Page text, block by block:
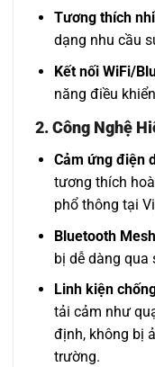
Tương thích
dạng nhu cầu
Kết nối WiFi/
năng điều
2.Công Nghệ
Cảm ứng điện
tương thích
phổ thông tại
Bluetooth Mesh
bị dễ dàng qua
Linh kiện
tải cảm như
định, không bị
trường.